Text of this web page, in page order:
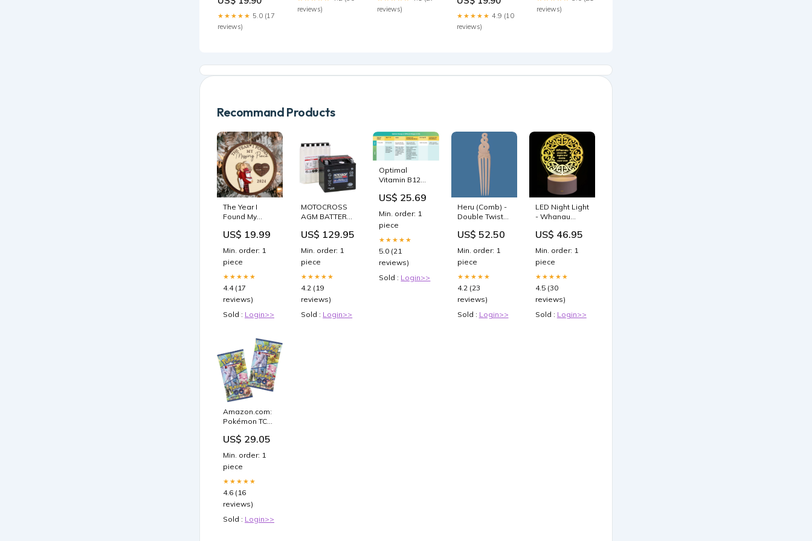
★★★★★ 5.0 (17
reviews)
reviews)
reviews)
Bekleidung
★★★★★ 4.9 (10
reviews)
reviews)
Recommand Products
The Year I
Found My
Kissing
Couples -
Personalized
2-Layered
Wooden
Ornament
Style:2-
Layered
Wooden
US$ 19.99
Min. order: 1
piece
★★★★★
4.4 (17
reviews)
Sold : Login>>
MOTOCROSS
AGM BATTERY
APRILIA
PEGASO 650 IE
US$ 129.95
Min. order: 1
piece
★★★★★
4.2 (19
reviews)
Sold : Login>>
Optimal
Vitamin B12
Treating
US$ 25.69
Min. order: 1
piece
★★★★★
5.0 (21
reviews)
Sold : Login>>
Heru (Comb) -
Double Twist
Kiwiana
Default:Default
US$ 52.50
Min. order: 1
piece
★★★★★
4.2 (23
reviews)
Sold : Login>>
LED Night Light
- Whanau
US$ 46.95
Min. order: 1
piece
★★★★★
4.5 (30
reviews)
Sold : Login>>
Amazon.com:
Pokémon TCG:
US$ 29.05
Min. order: 1
piece
★★★★★
4.6 (16
reviews)
Sold : Login>>